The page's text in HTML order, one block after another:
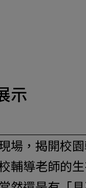
示
場，揭開校
輔導老師的生